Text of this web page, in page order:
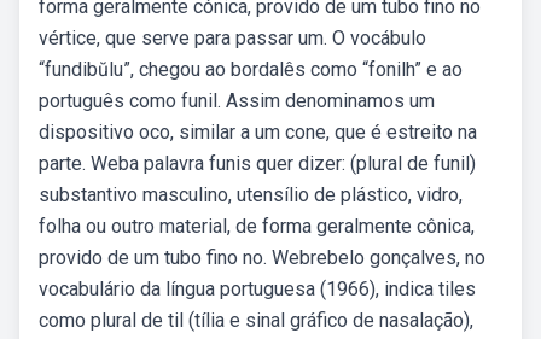
forma geralmente cónica, provido de um tubo fino no
vértice, que serve para passar um. O vocábulo
“fundibŭlu”, chegou ao bordalês como “fonilh” e ao
português como funil. Assim denominamos um
dispositivo oco, similar a um cone, que é estreito na
parte. Weba palavra funis quer dizer: (plural de funil)
substantivo masculino, utensílio de plástico, vidro,
folha ou outro material, de forma geralmente cônica,
provido de um tubo fino no. Webrebelo gonçalves, no
vocabulário da língua portuguesa (1966), indica tiles
como plural de til (tília e sinal gráfico de nasalação),